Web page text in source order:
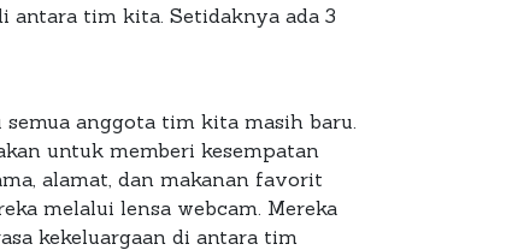
tim kita. Setidaknya ada 3
anggota tim kita masih baru.
untuk memberi kesempatan
alamat, dan makanan favorit
melalui lensa webcam. Mereka
kekeluargaan di antara tim